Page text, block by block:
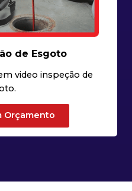
de Esgoto
video inspeção de
Orçamento